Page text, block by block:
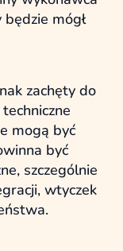
mógł
zachęty do
mogą być
być
szczególnie
wtyczek